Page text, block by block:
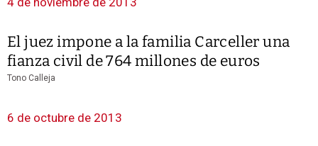
El juez impone a la familia Carceller una
fianza civil de 764 millones de euros
Tono Calleja
6 de octubre de 2013